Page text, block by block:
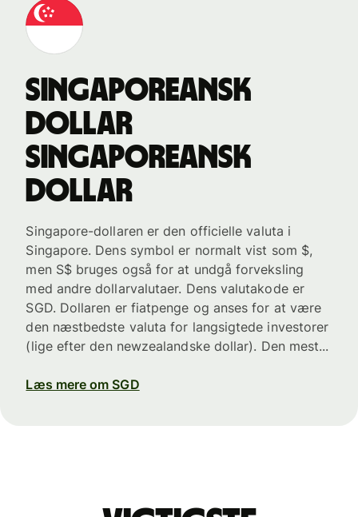
singaporeansk
dollar
singaporeansk
dollar
Singapore-dollaren er den officielle valuta i
Singapore. Dens symbol er normalt vist som $,
men S$ bruges også for at undgå forveksling
med andre dollarvalutaer. Dens valutakode er
SGD. Dollaren er fiatpenge og anses for at være
den næstbedste valuta for langsigtede investorer
(lige efter den newzealandske dollar). Den mest...
Læs mere om SGD